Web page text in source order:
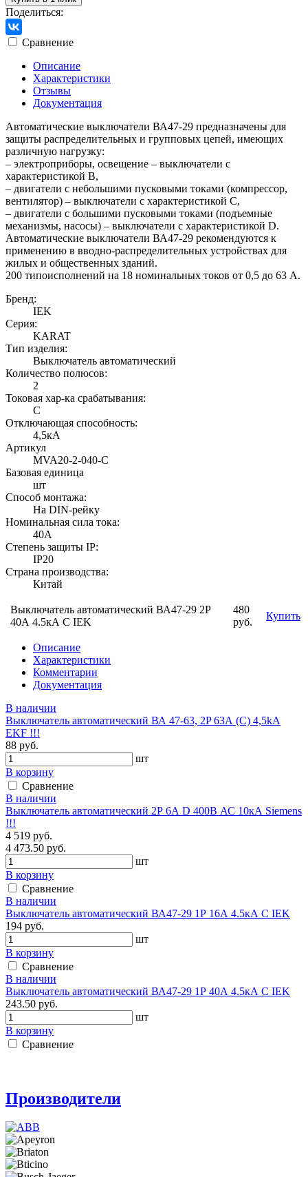
Поделиться:
Сравнение
Описание
Характеристики
Отзывы
Документация
Автоматические выключатели ВА47-29 предназначены для
защиты распределительных и групповых цепей, имеющих
различную нагрузку:
– электроприборы, освещение – выключатели с
характеристикой В,
– двигатели с небольшими пусковыми токами (компрессор,
вентилятор) – выключатели с характеристикой C,
– двигатели с большими пусковыми токами (подъемные
механизмы, насосы) – выключатели с характеристикой D.
Автоматические выключатели ВА47-29 рекомендуются к
применению в вводно-распределительных устройствах для
жилых и общественных зданий.
200 типоисполнений на 18 номинальных токов от 0,5 до 63 А.
Бренд:
IEK
Серия:
KARAT
Тип изделия:
Выключатель автоматический
Количество полюсов:
2
Токовая хар-ка срабатывания:
C
Отключающая способность:
4,5кА
Артикул
MVA20-2-040-C
Базовая единица
шт
Способ монтажа:
На DIN-рейку
Номинальная сила тока:
40А
Степень защиты IP:
IP20
Страна производства:
Китай
Выключатель автоматический ВА47-29 2Р
40А 4.5кА С IEK
480
руб.
Купить
Описание
Характеристики
Комментарии
Документация
В наличии
Выключатель автоматический ВА 47-63, 2P 63А (C) 4,5kA
EKF !!!
88 руб.
шт
В корзину
Сравнение
В наличии
Выключатель автоматический 2Р 6А D 400В АС 10кА Siemens
!!!
4 519 руб.
4 473.50 руб.
шт
В корзину
Сравнение
В наличии
Выключатель автоматический ВА47-29 1Р 16А 4.5кА С IEK
194 руб.
шт
В корзину
Сравнение
В наличии
Выключатель автоматический ВА47-29 1Р 40А 4.5кА С IEK
243.50 руб.
шт
В корзину
Сравнение
Производители